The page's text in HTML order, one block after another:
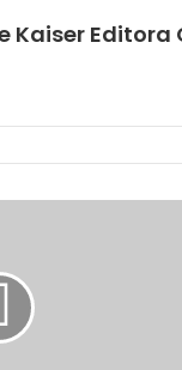
Kaiser Editora